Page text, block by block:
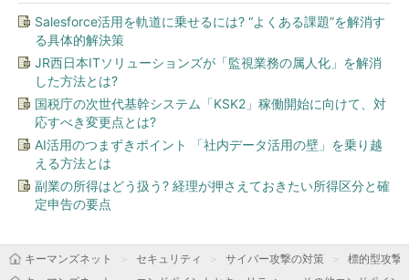
Salesforce活用を軌道に乗せるには? “よくある課題”を解消す
る具体的解決策
JR西日本ITソリューションズが「監視業務の属人化」を解消
した方法とは?
国税庁の次世代基幹システム「KSK2」稼働開始に向けて、対
応すべき変更点とは?
AI活用のつまずきポイント 「社内データ活用の壁」を乗り越
える方法とは
副業の所得はどう扱う? 経理が押さえておきたい所得区分と確
定申告の要点
キーマンズネット セキュリティ サイバー攻撃の対策
標的型攻撃